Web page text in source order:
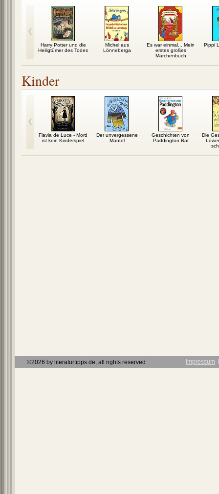
Harry Potter und die
Heiligtümer des Todes
Michel aus
Lönneberga
Es war einmal... Mein
erstes großes
Märchenbuch
Pippi
Kinder
Flavia de Luce - Mord
ist kein Kinderspiel
Der unvergessene
Mantel
Geschichten von
Paddington Bär
Die
©2026 by literaturtipps.de, all rights reserved Impressum